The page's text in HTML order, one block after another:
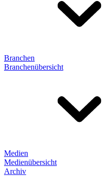
Branchen
Branchenübersicht
Medien
Medienübersicht
Archiv